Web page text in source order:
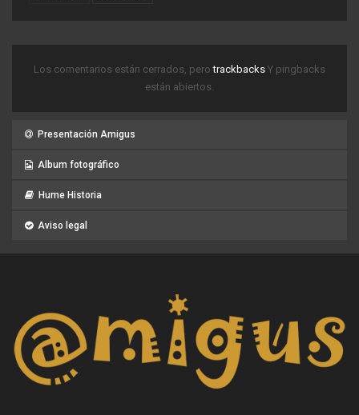
Los comentarios están cerrados, perotrackbacks Y pingbacks
están abiertos.
Presentación Amigus
Album fotográfico
Hume Historia
Aviso legal